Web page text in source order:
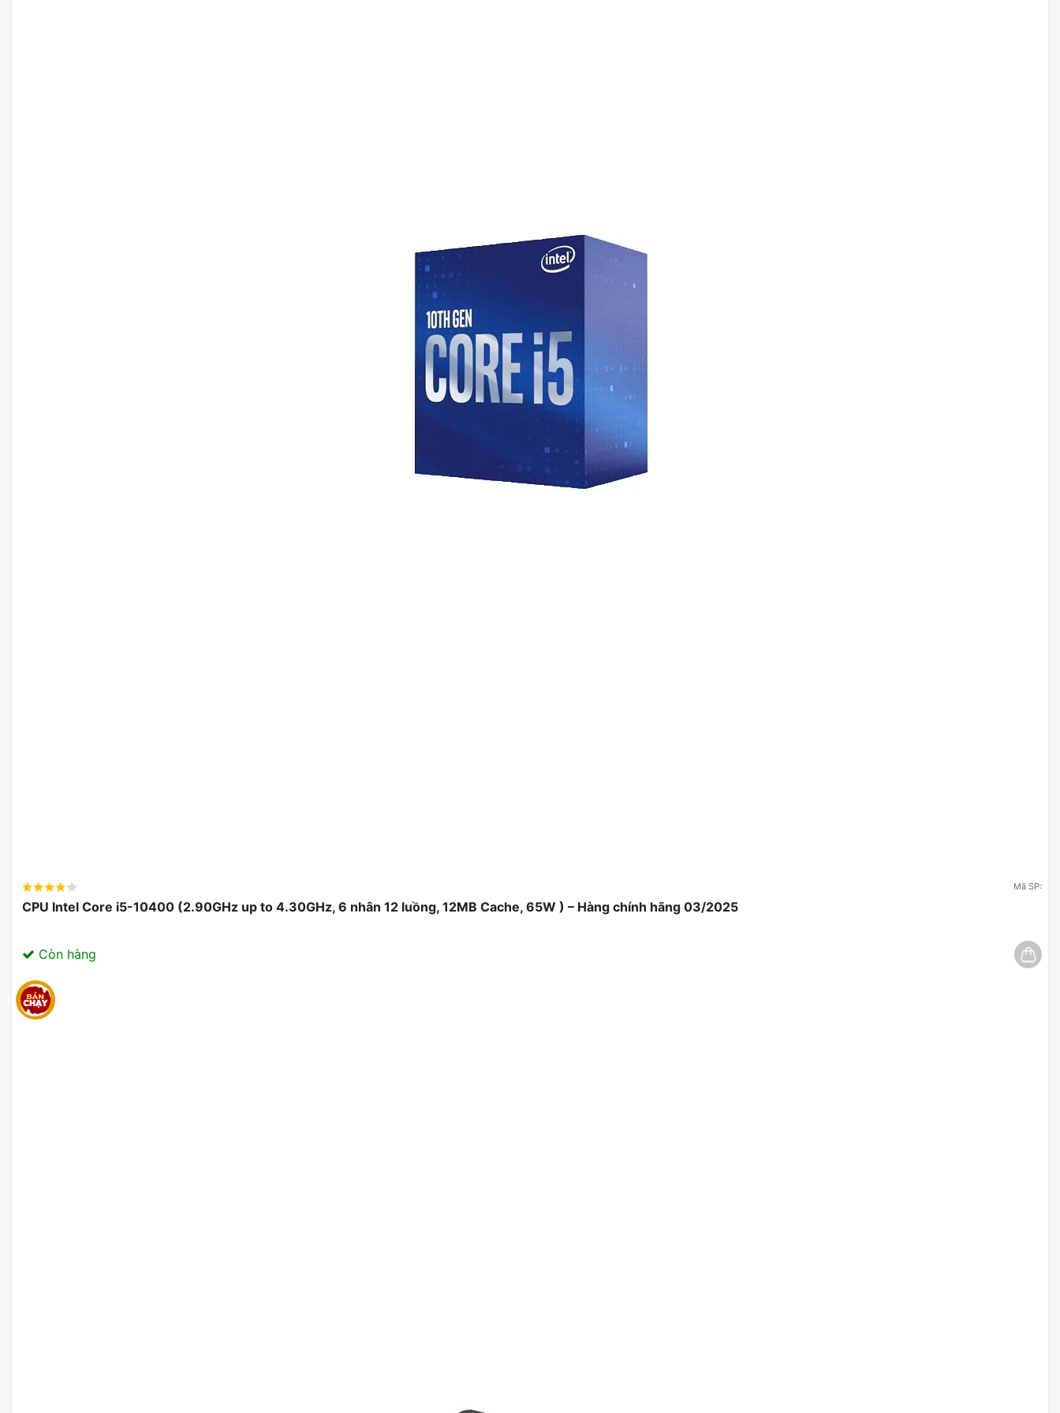
Mã SP:
CPU Intel Core i5-10400 (2.90GHz up to 4.30GHz, 6 nhân 12 luồng, 12MB Cache, 65W ) – Hàng chính hãng 03/2025
Còn hàng